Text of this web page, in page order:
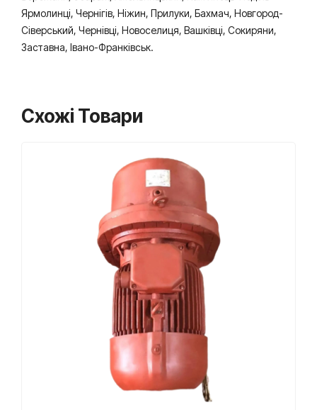
Ярмолинці, Чернігів, Ніжин, Прилуки, Бахмач, Новгород-
Сіверський, Чернівці, Новоселиця, Вашківці, Сокиряни,
Заставна, Івано-Франківськ.
Схожі Товари